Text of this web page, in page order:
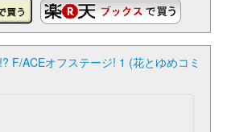
F/ACEオフステージ! 1 (花とゆめコミ